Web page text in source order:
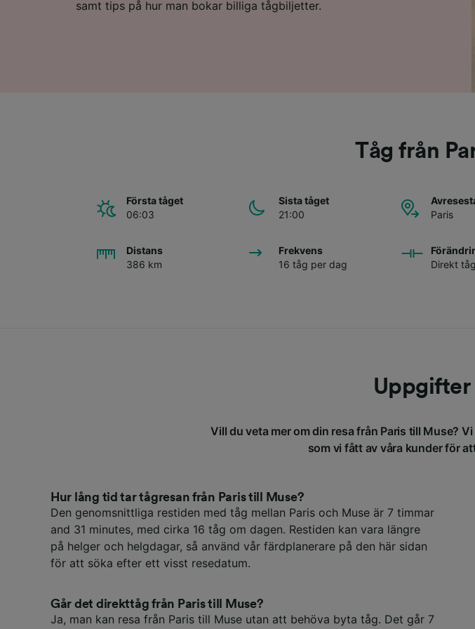
samt tips på hur man bokar billiga tågbiljetter.
Tåg från
Första tåget
06:03
Sista tåget
21:00
Paris
Distans
386 km
Frekvens
16 tåg per dag
Direkt
Uppgifter
Vill du veta mer om din resa från Paris till Muse?
som vi fått av våra kunder för
Hur lång tid tar tågresan från Paris till Muse?
Den genomsnittliga restiden med tåg mellan Paris och Muse är 7 timmar
and 31 minutes, med cirka 16 tåg om dagen. Restiden kan vara längre
på helger och helgdagar, så använd vår färdplanerare på den här sidan
för att söka efter ett visst resedatum.
Går det direkttåg från Paris till Muse?
Ja, man kan resa från Paris till Muse utan att behöva byta tåg. Det går 7